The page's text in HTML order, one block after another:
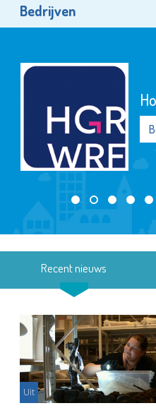
Bedrijven
Recent nieuws
Uit